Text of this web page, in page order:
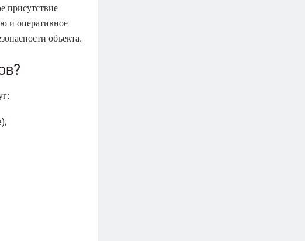
присутствие
и оперативное
объекта.